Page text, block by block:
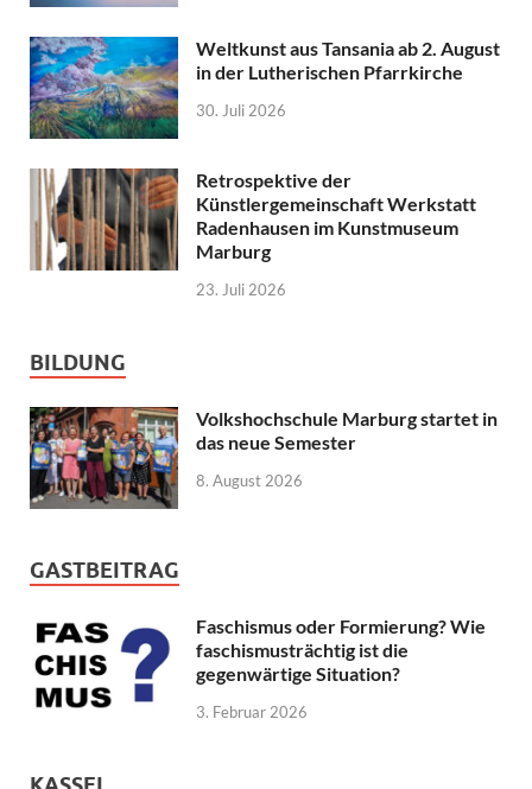
Weltkunst aus Tansania ab 2. August
in der Lutherischen Pfarrkirche
30. Juli 2026
Retrospektive der
Künstlergemeinschaft Werkstatt
Radenhausen im Kunstmuseum
Marburg
23. Juli 2026
BILDUNG
Volkshochschule Marburg startet in
das neue Semester
8. August 2026
GASTBEITRAG
Faschismus oder Formierung? Wie
faschismusträchtig ist die
gegenwärtige Situation?
3. Februar 2026